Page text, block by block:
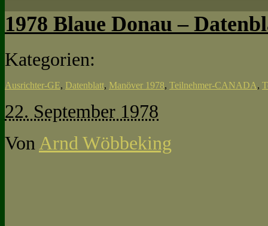
1978 Blaue Donau –
Kategorien:
Ausrichter-GE, Datenblatt, Manöver 1978, Teilnehmer-CANADA,
22. September 1978
Von Arnd Wöbbeking